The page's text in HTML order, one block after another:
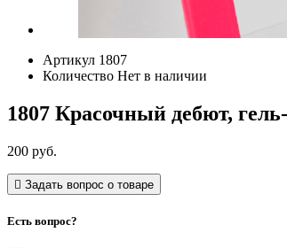
Артикул 1807
Количество Нет в наличии
1807 Красочный дебют,
200 руб.
Задать вопрос о товаре
Есть вопрос?